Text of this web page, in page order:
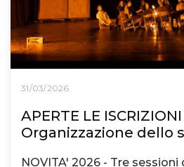
31/03/2026
APERTE LE
Organizzazione dello
NOVITA' 2026 - Tre